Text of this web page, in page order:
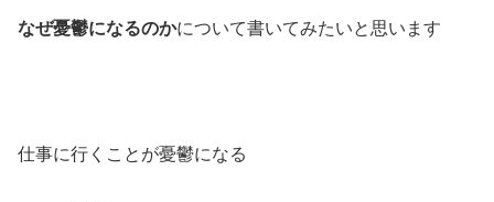
なぜ憂鬱になるのかについて書いてみたいと思います
仕事に行くことが憂鬱になる